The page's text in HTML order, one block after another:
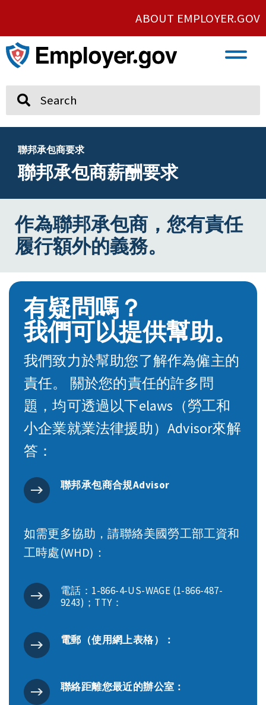
ABOUT EMPLOYER.GOV
聯邦承包商要求
聯邦承包商薪酬要求
作為聯邦承包商，您有責任
履行額外的義務。
有疑問嗎？
我們可以提供幫助。
我們致力於幫助您了解作為僱主的
責任。 關於您的責任的許多問
題，均可透過以下elaws（勞工和
小企業就業法律援助）Advisor來解
答：
聯邦承包商合規Advisor
如需更多協助，請聯絡美國勞工部工資和
工時處(WHD)：
電話：1-866-4-US-WAGE (1-866-487-
9243)；TTY：
電郵（使用網上表格）：
聯絡距離您最近的辦公室：